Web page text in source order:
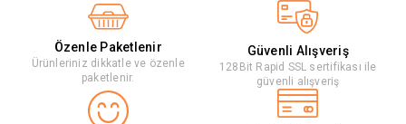
Özenle Paketlenir
Ürünleriniz dikkatle ve özenle
paketlenir.
Güvenli Alışveriş
128Bit Rapid SSL sertifikası ile
güvenli alışveriş